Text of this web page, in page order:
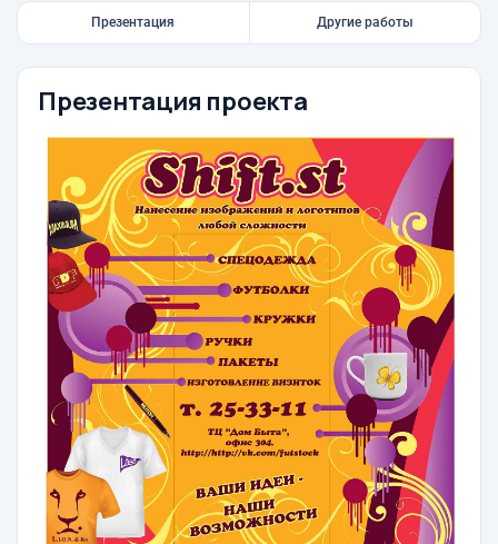
Презентация Другие работы
Презентация проекта